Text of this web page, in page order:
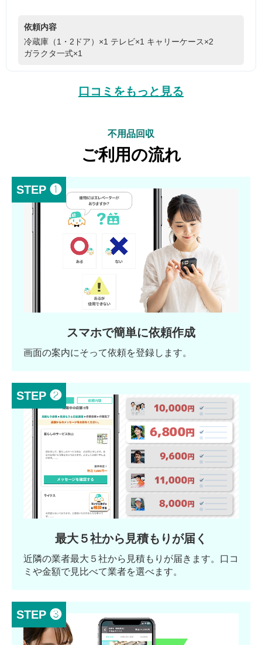
依頼内容
冷蔵庫（1・2ドア）×1 テレビ×1 キャリーケース×2
ガラクタ一式×1
口コミをもっと見る
不用品回収
ご利用の流れ
STEP ❶
スマホで簡単に依頼作成
画面の案内にそって依頼を登録します。
STEP ❷
最大５社から見積もりが届く
近隣の業者最大５社から見積もりが届きます。口コ
ミや金額で見比べて業者を選べます。
STEP ❸